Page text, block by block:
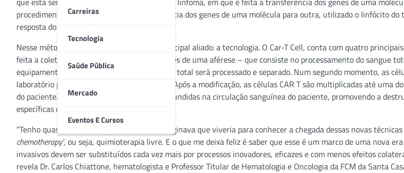
Carreiras
Tecnologia
Saúde Pública
Mercado
Eventos E Cursos
procedimento é possível realizar a transferência dos genes de uma molécula para outra, utilizado o linfócito do
resposta do corpo aos vírus e ao câncer.
Nesse método, a medicina conta com um principal aliado: a tecnologia. O Car-T Cell, conta com quatro
feita a coleta das células T do paciente, através de uma aférese – que consiste no processamento do sangue
equipamento automatizado, no qual o sangue total será processado e separado. Num segundo momento, as
laboratório para dar origem às células CAR T. Após a modificação, as células CAR T são multiplicadas até uma
do paciente. Ao final, as células CAR T são infundidas na circulação sanguínea do paciente, promovendo a
específicas do câncer.
“Tenho quase 50 anos de profissão e não imaginava que viveria para conhecer a chegada dessas novas técnicas
chemotherapy’, ou seja, quimioterapia livre. E o que me deixa feliz é saber que esse é um marco de uma nova
invasivos devem ser substituídos cada vez mais por processos inovadores, eficazes e com menos efeitos
revela Dr. Carlos Chiattone, hematologista e Professor Titular de Hematologia e Oncologia da FCM da Santa